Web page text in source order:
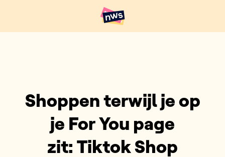
Hoofdpunten VRT NWS
Shoppen terwijl je op
je For You page
zit: Tiktok Shop